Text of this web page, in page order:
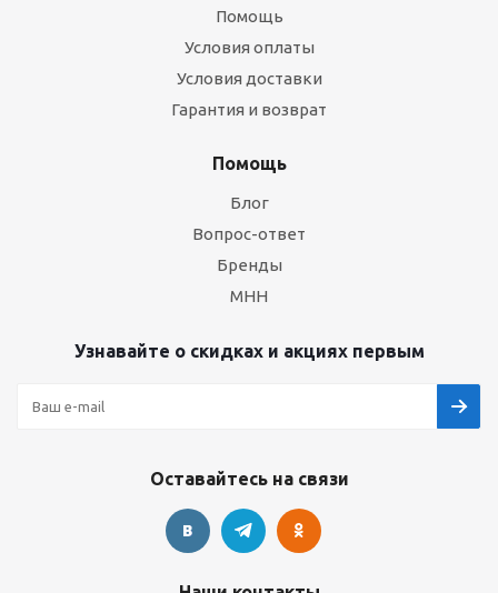
Помощь
Условия оплаты
Условия доставки
Гарантия и возврат
Помощь
Блог
Вопрос-ответ
Бренды
МНН
Узнавайте о скидках и акциях первым
Оставайтесь на связи